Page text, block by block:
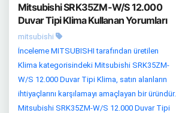
Mitsubishi SRK35ZM-W/S 12.000
Duvar Tipi Klima Kullanan Yorumları
mitsubishi
İnceleme MITSUBISHI tarafından üretilen
Klima kategorisindeki Mitsubishi SRK35ZM-
W/S 12.000 Duvar Tipi Klima, satın alanların
ihtiyaçlarını karşılamayı amaçlayan bir üründür.
Mitsubishi SRK35ZM-W/S 12.000 Duvar Tipi